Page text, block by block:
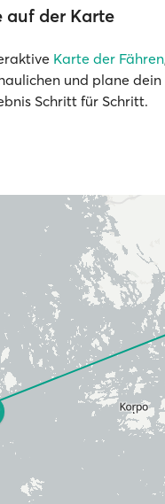
auf der Karte
Karte der Fähren
und plane
Schritt für Schritt.